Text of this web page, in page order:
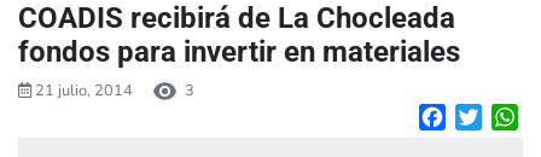
COADIS recibirá de La Chocleada
fondos para invertir en materiales
21 julio, 2014 3
Facebook